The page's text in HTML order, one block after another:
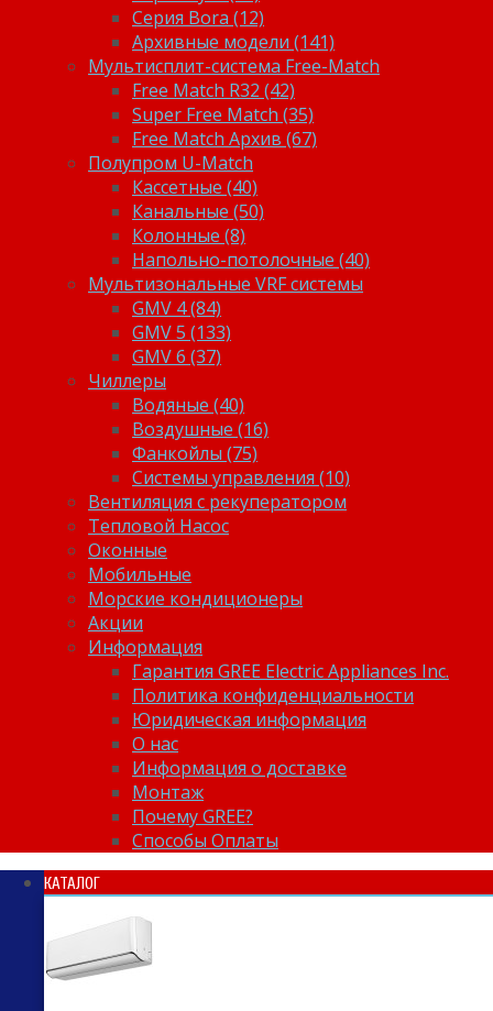
Серия Bora (12)
Архивные модели (141)
Мультисплит-система Free-Match
Free Match R32 (42)
Super Free Match (35)
Free Match Архив (67)
Полупром U-Match
Кассетные (40)
Канальные (50)
Колонные (8)
Напольно-потолочные (40)
Мультизональные VRF системы
GMV 4 (84)
GMV 5 (133)
GMV 6 (37)
Чиллеры
Водяные (40)
Воздушные (16)
Фанкойлы (75)
Системы управления (10)
Вентиляция с рекуператором
Тепловой Насос
Оконные
Мобильные
Морские кондиционеры
Акции
Информация
Гарантия GREE Electric Appliances Inc.
Политика конфиденциальности
Юридическая информация
О нас
Информация о доставке
Монтаж
Почему GREE?
Способы Оплаты
КАТАЛОГ